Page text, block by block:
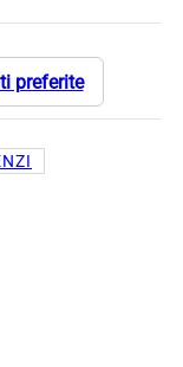
preferite